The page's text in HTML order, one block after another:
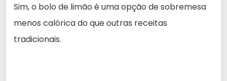
Sim, o bolo de limão é uma opção de sobremesa
menos calórica do que outras receitas
tradicionais.